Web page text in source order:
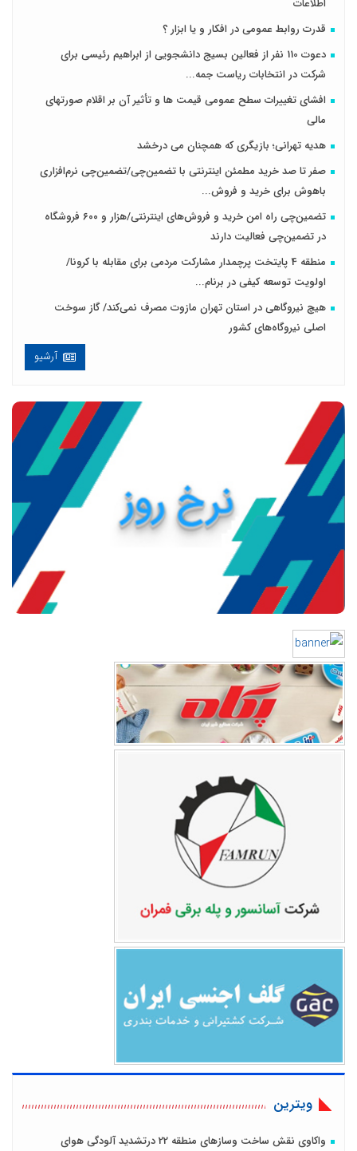
اطلاعات
قدرت روابط عمومی در افکار و یا ابزار ؟
دعوت 110 نفر از فعالین بسیج دانشجویی از ابراهیم رئیسی برای
شرکت در انتخابات ریاست جمه...
افشای تغییرات سطح عمومی قیمت ها و تأثیر آن بر اقلام صورتهای
مالی
هدیه تهرانی؛ بازیگری که همچنان می درخشد
صفر تا صد خرید مطمئن اینترنتی با تضمین‌چی/تضمین‌چی نرم‌افزاری
باهوش برای خرید و فروش‌...
تضمین‌چی راه امن خرید و فروش‌های اینترنتی/هزار و ۶۰۰ فروشگاه
در تضمین‌چی فعالیت دارند
منطقه 4 پایتخت پرچمدار مشارکت مردمی برای مقابله با کرونا/
اولویت توسعه کیفی در برنام...
هیچ نیروگاهی در استان تهران مازوت مصرف نمی‌کند/ گاز سوخت
اصلی نیروگاه‌های کشور
آرشیو
ویترین
واکاوی نقش ساخت وسازهای منطقه 22 درتشدید آلودگی هوای